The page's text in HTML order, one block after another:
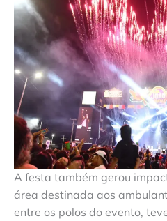
A festa também gerou
área destinada aos
entre os polos do evento,